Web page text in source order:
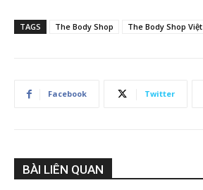
TAGS The Body Shop The Body Shop
Facebook Twitter
BÀI LIÊN QUAN